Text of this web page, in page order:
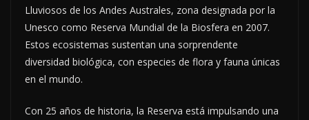
Lluviosos de los Andes Australes, zona designada por la
Unesco como Reserva Mundial de la Biosfera en 2007.
Estos ecosistemas sustentan una sorprendente
diversidad biológica, con especies de flora y fauna únicas
en el mundo.
Con 25 años de historia, la Reserva está impulsando una